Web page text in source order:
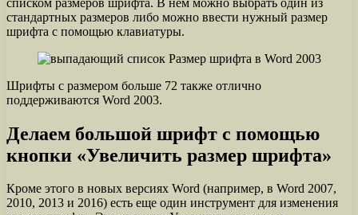
стандартных размеров либо можно ввести нужный размер
шрифта с помощью клавиатуры.
Шрифты с размером больше 72 также отлично
поддерживаются Word 2003.
Делаем большой шрифт с помощью
кнопки «Увеличить размер шрифта»
Кроме этого в новых версиях Word (например, в Word 2007,
2010, 2013 и 2016) есть еще один инструмент для изменения